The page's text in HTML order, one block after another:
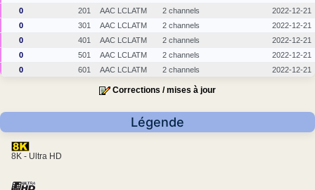
0
201 AAC LCLATM 2 channels
2022-12-21
0
301 AAC LCLATM 2 channels
2022-12-21
0
401 AAC LCLATM 2 channels
2022-12-21
0
501 AAC LCLATM 2 channels
2022-12-21
0
601 AAC LCLATM 2 channels 2022-12-21
Corrections / mises à jour
Légende
8K - Ultra HD